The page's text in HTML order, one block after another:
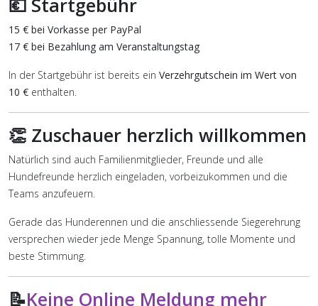
15 € bei Vorkasse per PayPal
17 € bei Bezahlung am Veranstaltungstag
In der Startgebühr ist bereits ein Verzehrgutschein im Wert von
10 € enthalten.
👏 Zuschauer herzlich willkommen
Natürlich sind auch Familienmitglieder, Freunde und alle
Hundefreunde herzlich eingeladen, vorbeizukommen und die
Teams anzufeuern.
Gerade das Hunderennen und die anschliessende Siegerehrung
versprechen wieder jede Menge Spannung, tolle Momente und
beste Stimmung.
📝Keine Online Meldung mehr